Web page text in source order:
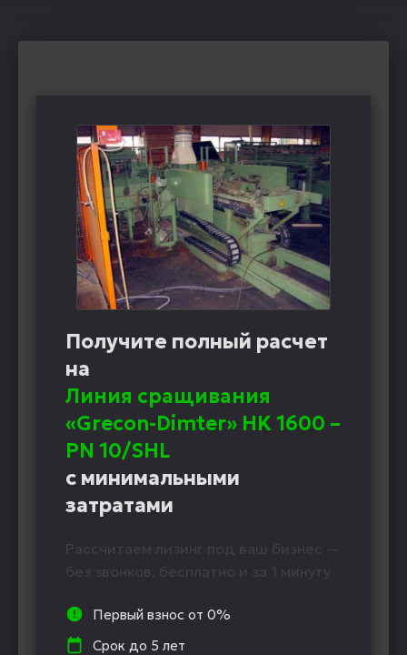
Получите полный расчет
на
Линия сращивания
«Grecon-Dimter» HK 1600 –
PN 10/SHL
с минимальными
затратами
Рассчитаем лизинг под ваш бизнес —
без звонков, бесплатно и за 1 минуту
Первый взнос от 0%
Срок до 5 лет